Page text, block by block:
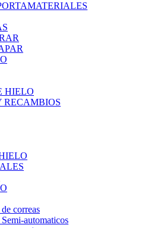
HIELO
RECAMBIOS
correas
automaticos